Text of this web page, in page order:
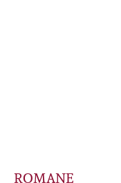
ROMANE